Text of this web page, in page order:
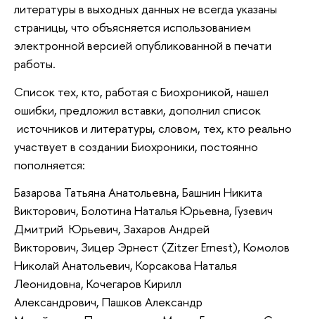
литературы в выходных данных не всегда указаны
страницы, что объясняется использованием
электронной версией опубликованной в печати
работы.
Список тех, кто, работая с Биохроникой, нашел
ошибки, предложил вставки, дополнил список
источников и литературы, словом, тех, кто реально
участвует в создании Биохроники, постоянно
пополняется:
Базарова Татьяна Анатольевна, Башнин Никита
Викторович, Болотина Наталья Юрьевна, Гузевич
Дмитрий Юрьевич, Захаров Андрей
Викторович, Зицер Эрнест (Zitzer Ernest), Комолов
Николай Анатольевич, Корсакова Наталья
Леонидовна, Кочегаров Кирилл
Александрович, Пашков Александр